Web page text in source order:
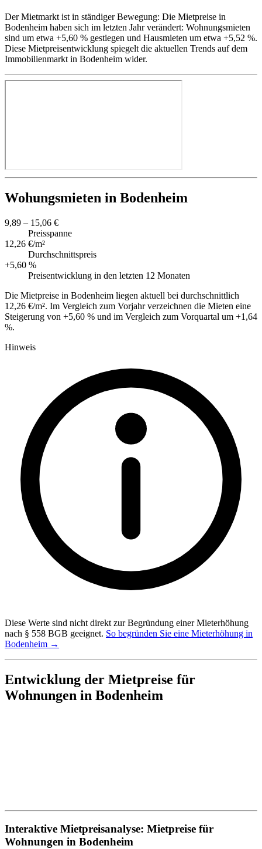
Der Mietmarkt ist in ständiger Bewegung: Die Mietpreise in
Bodenheim haben sich im letzten Jahr verändert: Wohnungsmieten
sind um etwa +5,60 % gestiegen und Hausmieten um etwa +5,52 %.
Diese Mietpreisentwicklung spiegelt die aktuellen Trends auf dem
Immobilienmarkt in Bodenheim wider.
Wohungsmieten in Bodenheim
9,89 – 15,06 €
Preisspanne
12,26 €/m²
Durchschnittspreis
+5,60 %
Preisentwicklung in den letzten 12 Monaten
Die Mietpreise in Bodenheim liegen aktuell bei durchschnittlich
12,26 €/m². Im Vergleich zum Vorjahr verzeichnen die Mieten eine
Steigerung von +5,60 % und im Vergleich zum Vorquartal um +1,64
%.
Hinweis
Diese Werte sind nicht direkt zur Begründung einer Mieterhöhung
nach § 558 BGB geeignet. So begründen Sie eine Mieterhöhung in
Bodenheim →
Entwicklung der Mietpreise für
Wohnungen in Bodenheim
Interaktive Mietpreisanalyse: Mietpreise für
Wohnungen in Bodenheim